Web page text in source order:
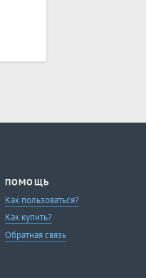
ПОМОЩЬ
Как пользоваться?
Как купить?
Обратная связь